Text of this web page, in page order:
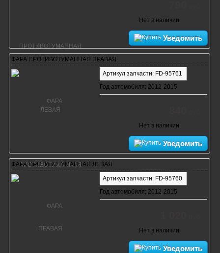
Нет в наличии
Уведомить
ФАРА ПРОТИВОТУМАННАЯ ПРАВАЯ
Артикул запчасти: FD-95761
Год автомобиля: 2012-2015
Нет в наличии
Уведомить
ФАРА ПРОТИВОТУМАННАЯ ЛЕВАЯ
Артикул запчасти: FD-95760
Год автомобиля: 2012-2015
Нет в наличии
Уведомить